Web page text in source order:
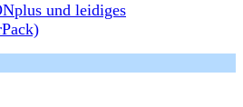
und leidiges